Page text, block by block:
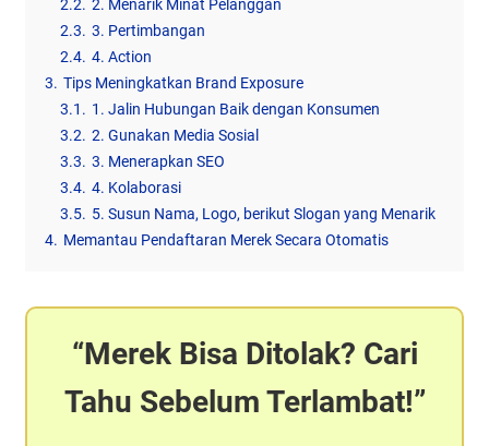
2.2. 2. Menarik Minat Pelanggan
2.3. 3. Pertimbangan
2.4. 4. Action
3. Tips Meningkatkan Brand Exposure
3.1. 1. Jalin Hubungan Baik dengan Konsumen
3.2. 2. Gunakan Media Sosial
3.3. 3. Menerapkan SEO
3.4. 4. Kolaborasi
3.5. 5. Susun Nama, Logo, berikut Slogan yang Menarik
4. Memantau Pendaftaran Merek Secara Otomatis
Merek Bisa Ditolak? Cari
Tahu Sebelum Terlambat!